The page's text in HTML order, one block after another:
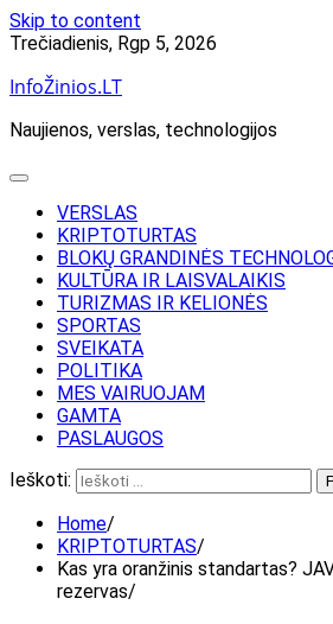
Skip to content
Trečiadienis, Rgp 5, 2026
InfoŽinios.LT
Naujienos, verslas, technologijos
VERSLAS
KRIPTOTURTAS
BLOKŲ GRANDINĖS
KULTŪRA IR LAISVALAIKIS
TURIZMAS IR KELIONĖS
SPORTAS
SVEIKATA
POLITIKA
MES VAIRUOJAM
GAMTA
PASLAUGOS
Ieškoti:
Home
KRIPTOTURTAS
Kas yra oranžinis standartas?
rezervas